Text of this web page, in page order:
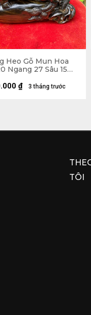
Heo Gỗ Mun Hoa
Ngang 27 Sâu 15
3 tháng trước
₫
TÔI